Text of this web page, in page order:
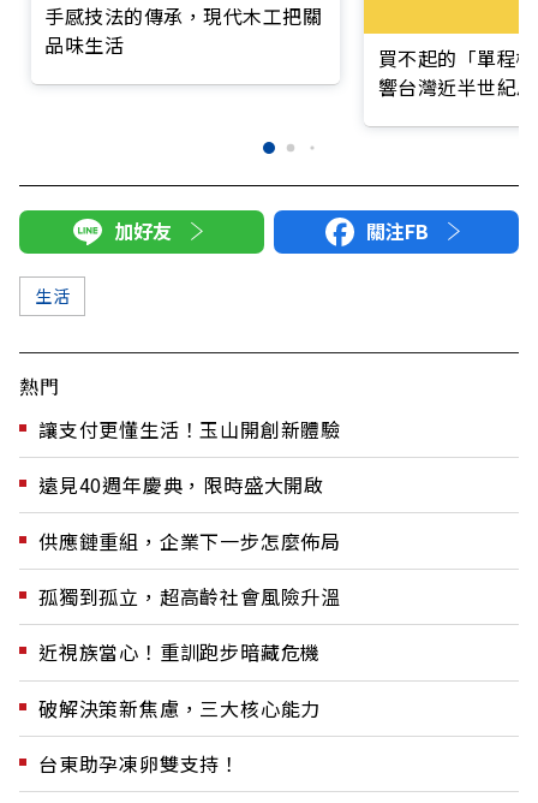
手感技法的傳承，現代木工把關
品味生活
買不起的「單程
響台灣近半世紀
加好友 關注FB
生活
熱門
讓支付更懂生活！玉山開創新體驗
遠見40週年慶典，限時盛大開啟
供應鏈重組，企業下一步怎麼佈局
孤獨到孤立，超高齡社會風險升溫
近視族當心！重訓跑步暗藏危機
破解決策新焦慮，三大核心能力
台東助孕凍卵雙支持！